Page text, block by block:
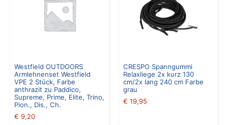
Westfield OUTDOORS
Armlehnenset Westfield
VPE 2 Stück, Farbe
anthrazit zu Paddico,
Supreme, Prime, Elite, Trino,
Pion., Dis., Ch.
€ 9,20
CRESPO Spanngummi
Relaxliege 2x kurz 130
cm/2x lang 240 cm Farbe
grau
€ 19,95